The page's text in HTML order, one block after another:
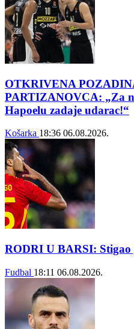
OTKRIVENA
PARTIZANOVCA: „Za
Hapoelu zadaje udarac!“
Košarka 18:36 06.08.2026.
RODRI U BARSI: Stigao
Fudbal 18:11 06.08.2026.